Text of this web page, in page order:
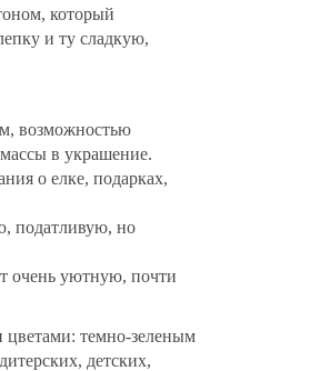
который
и ту сладкую,
возможностью
в украшение.
о елке, подарках,
податливую, но
очень уютную, почти
темно-зеленым
детских,